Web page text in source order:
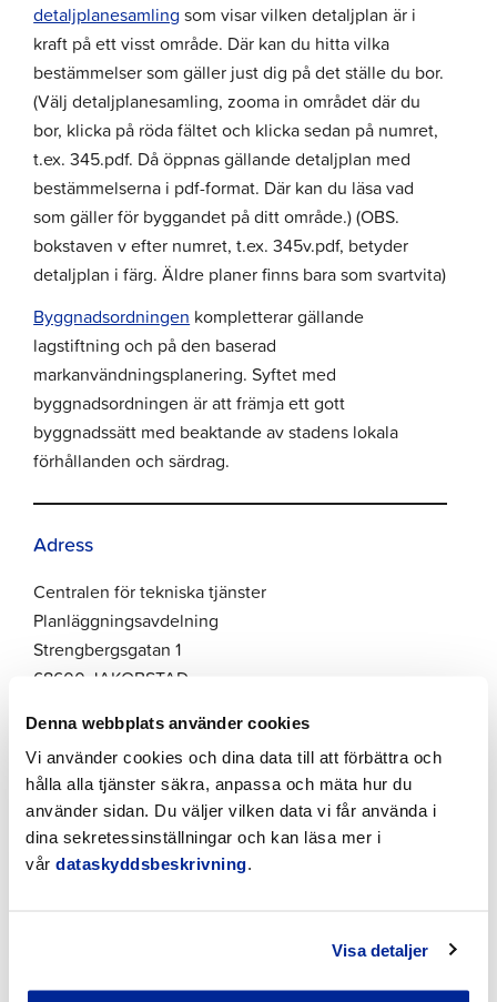
Denna webbplats använder cookies
Vi använder cookies och dina data till att förbättra och
hålla alla tjänster säkra, anpassa och mäta hur du
använder sidan. Du väljer vilken data vi får använda i
dina sekretessinställningar och kan läsa mer i
vår dataskyddsbeskrivning.
Visa detaljer
detaljplanesamling som visar vilken detaljplan är i
kraft på ett visst område. Där kan du hitta vilka
bestämmelser som gäller just dig på det ställe du bor.
(Välj detaljplanesamling, zooma in området där du
bor, klicka på röda fältet och klicka sedan på numret,
t.ex. 345.pdf. Då öppnas gällande detaljplan med
bestämmelserna i pdf-format. Där kan du läsa vad
som gäller för byggandet på ditt område.) (OBS.
bokstaven v efter numret, t.ex. 345v.pdf, betyder
detaljplan i färg. Äldre planer finns bara som svartvita)
Byggnadsordningen kompletterar gällande
lagstiftning och på den baserad
markanvändningsplanering. Syftet med
byggnadsordningen är att främja ett gott
byggnadssätt med beaktande av stadens lokala
förhållanden och särdrag.
Adress
Centralen för tekniska tjänster
Planläggningsavdelning
Strengbergsgatan 1
68600 JAKOBSTAD
Kontakta oss
Sören Öhberg
Stadsplanearkitekt